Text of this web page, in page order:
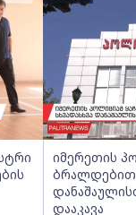
იმერეთის
ბრალდებით,
დააკავა